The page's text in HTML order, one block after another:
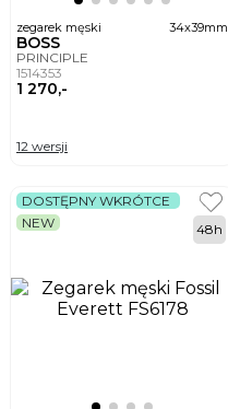
zegarek męski 34x39mm
BOSS
PRINCIPLE
1514353
1 270,-
12 wersji
DOSTĘPNY WKRÓTCE
NEW
48h